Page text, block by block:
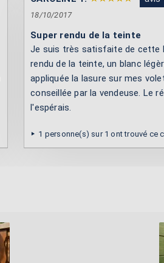
18/10/2017
Super rendu de la teinte
Je suis très satisfaite de cette
rendu de la teinte, un blanc
appliquée la lasure sur mes
conseillée par la vendeuse. Le
l'espérais.
1 personne(s) sur 1 ont trouvé ce